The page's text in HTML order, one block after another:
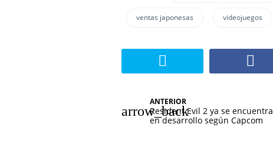
ventas japonesas videojuegos
a
ANTERIOR
Resident Evil 2 ya se encuentra
en desarrollo según Capcom